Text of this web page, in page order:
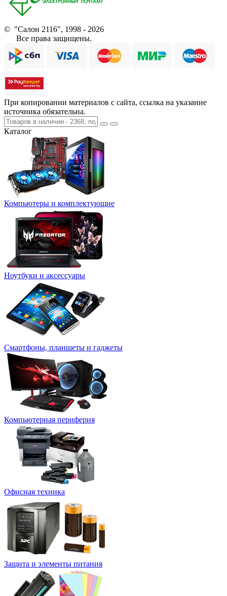
© "Салон 2116", 1998 - 2026
Все права защищены.
При копировании материалов с сайта, ссылка на указание
источника обязательна.
Каталог
Компьютеры и комплектующие
Ноутбуки и аксессуары
Смартфоны, планшеты и гаджеты
Компьютерная периферия
Офисная техника
Защита и элементы питания